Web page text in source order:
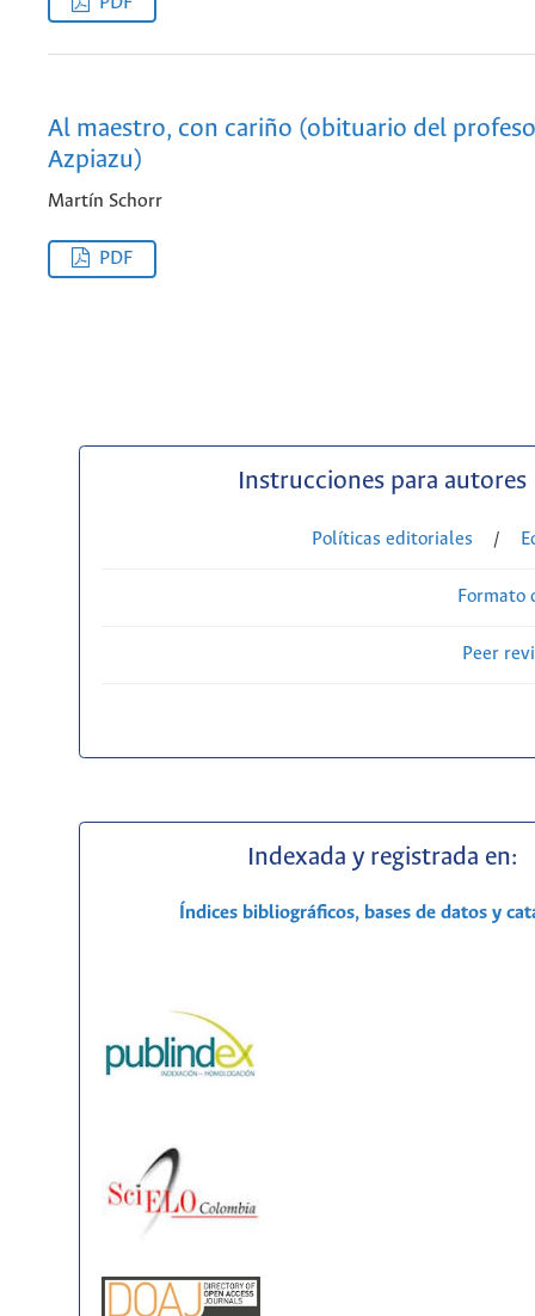
Al maestro, con cariño (obituario del
Azpiazu)
Martín Schorr
PDF
Instrucciones para autores
Políticas editoriales /
Formato
Peer
Indexada y registrada en:
Índices bibliográficos, bases de datos y